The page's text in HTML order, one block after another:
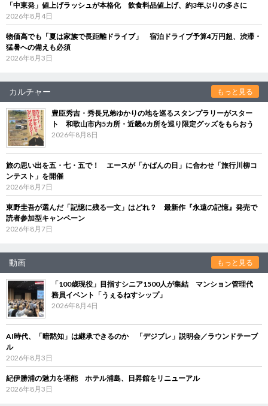
「中東発」値上げラッシュが本格化 飲食料品値上げ、約3年ぶりの多さに
2026年8月4日
物価高でも「夏は家族で長距離ドライブ」 宿泊ドライブ予算4万円超、渋滞・
猛暑への備えも必須
2026年8月3日
カルチャー もっと見る
豊臣秀吉・秀長兄弟ゆかりの地を巡るスタンプラリーがスター
ト 和歌山市内5カ所・近畿6カ所を巡り限定グッズをもらおう
2026年8月8日
旅の思い出を五・七・五で！ エースが「かばんの日」に合わせ「旅行川柳コ
ンテスト」を開催
2026年8月7日
東野圭吾が選んだ「記憶に残る一文」はどれ？ 最新作『永遠の記憶』発売で
読者参加型キャンペーン
2026年8月7日
動画 もっと見る
「100歳現役」目指すシニア1500人が集結 マンション管理代
務員イベント「うぇるねすシップ」
2026年8月4日
AI時代、「暗黙知」は継承できるのか 「デジブレ」説明会／ラウンドテーブ
ル
2026年8月3日
紀伊勝浦の魅力を堪能 ホテル浦島、日昇館をリニューアル
2026年8月3日